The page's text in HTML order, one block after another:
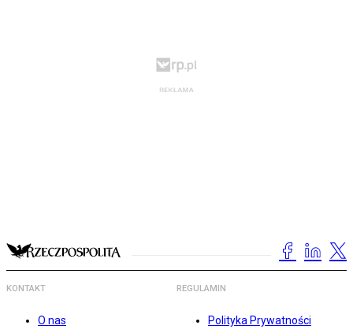
KONTAKT
O nas
REGULAMIN
Polityka Prywatności